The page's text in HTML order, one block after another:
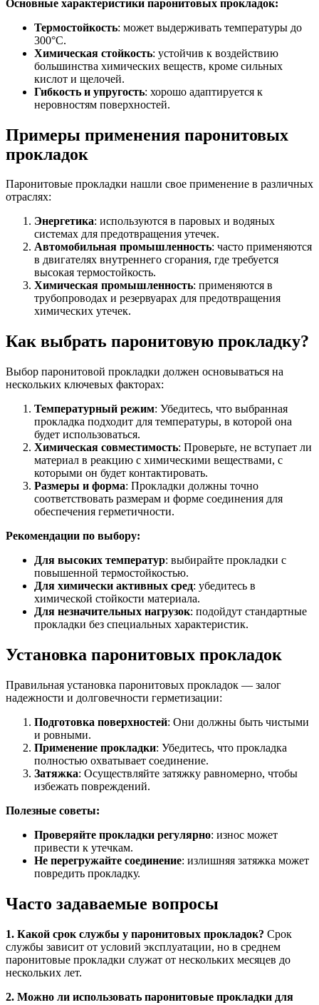
Основные характеристики паронитовых прокладок:
Термостойкость: может выдерживать температуры до
300°C.
Химическая стойкость: устойчив к воздействию
большинства химических веществ, кроме сильных
кислот и щелочей.
Гибкость и упругость: хорошо адаптируется к
неровностям поверхностей.
Примеры применения паронитовых
прокладок
Паронитовые прокладки нашли свое применение в различных
отраслях:
Энергетика: используются в паровых и водяных
системах для предотвращения утечек.
Автомобильная промышленность: часто применяются
в двигателях внутреннего сгорания, где требуется
высокая термостойкость.
Химическая промышленность: применяются в
трубопроводах и резервуарах для предотвращения
химических утечек.
Как выбрать паронитовую прокладку?
Выбор паронитовой прокладки должен основываться на
нескольких ключевых факторах:
Температурный режим: Убедитесь, что выбранная
прокладка подходит для температуры, в которой она
будет использоваться.
Химическая совместимость: Проверьте, не вступает ли
материал в реакцию с химическими веществами, с
которыми он будет контактировать.
Размеры и форма: Прокладки должны точно
соответствовать размерам и форме соединения для
обеспечения герметичности.
Рекомендации по выбору:
Для высоких температур: выбирайте прокладки с
повышенной термостойкостью.
Для химически активных сред: убедитесь в
химической стойкости материала.
Для незначительных нагрузок: подойдут стандартные
прокладки без специальных характеристик.
Установка паронитовых прокладок
Правильная установка паронитовых прокладок — залог
надежности и долговечности герметизации:
Подготовка поверхностей: Они должны быть чистыми
и ровными.
Применение прокладки: Убедитесь, что прокладка
полностью охватывает соединение.
Затяжка: Осуществляйте затяжку равномерно, чтобы
избежать повреждений.
Полезные советы:
Проверяйте прокладки регулярно: износ может
привести к утечкам.
Не перегружайте соединение: излишняя затяжка может
повредить прокладку.
Часто задаваемые вопросы
1. Какой срок службы у паронитовых прокладок? Срок
службы зависит от условий эксплуатации, но в среднем
паронитовые прокладки служат от нескольких месяцев до
нескольких лет.
2. Можно ли использовать паронитовые прокладки для